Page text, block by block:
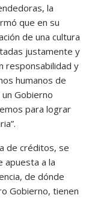
la
que en su
de una cultura
justamente y
responsabilidad y
humanos de
Gobierno
para lograr
de créditos, se
apuesta a la
de dónde
Gobierno, tienen